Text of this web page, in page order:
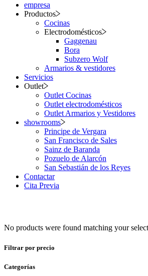
empresa
Productos
Cocinas
Electrodomésticos
Gaggenau
Bora
Subzero Wolf
Armarios & vestidores
Servicios
Outlet
Outlet Cocinas
Outlet electrodomésticos
Outlet Armarios y Vestidores
showrooms
Principe de Vergara
San Francisco de Sales
Sainz de Baranda
Pozuelo de Alarcón
San Sebastián de los Reyes
Contactar
Cita Previa
No products were found matching your
Filtrar por precio
Categorías